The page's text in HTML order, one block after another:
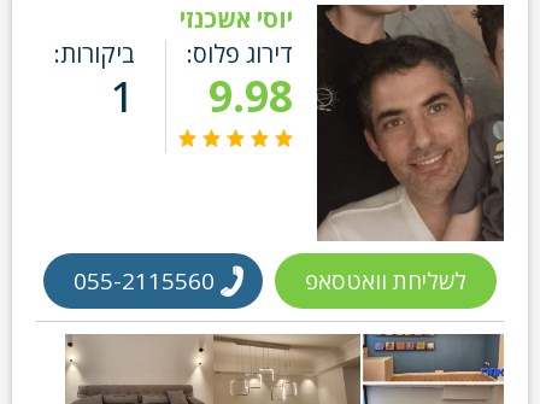
יוסי אשכנזי
דירוג פלוס:
9.98
ביקורות:
1
לשליחת וואטסאפ 055-2115560